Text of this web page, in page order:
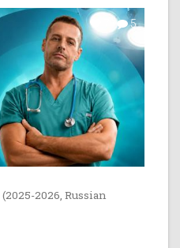
7 5
(2025-2026, Russian